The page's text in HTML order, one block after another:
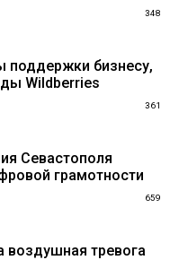
348
поддержки бизнесу,
Wildberries
361
Севастополя
грамотности
659
воздушная тревога